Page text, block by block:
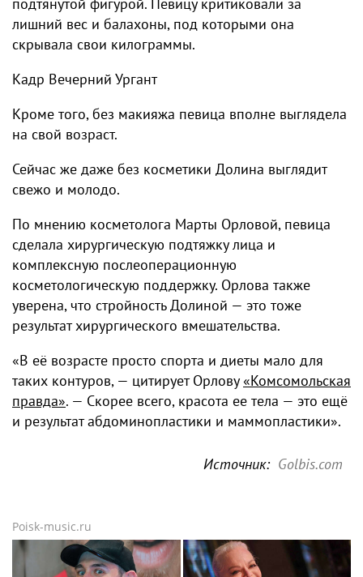
лишний вес и балахоны, под которыми она
скрывала свои килограммы.
Кадр Вечерний Ургант
Кроме того, без макияжа певица вполне выглядела
на свой возраст.
Сейчас же даже без косметики Долина выглядит
свежо и молодо.
По мнению косметолога Марты Орловой, певица
сделала хирургическую подтяжку лица и
комплексную послеоперационную
косметологическую поддержку. Орлова также
уверена, что стройность Долиной — это тоже
результат хирургического вмешательства.
«В её возрасте просто спорта и диеты мало для
таких контуров, — цитирует Орлову«Комсомольская
правда». — Скорее всего, красота ее тела — это ещё
и результат абдоминопластики и маммопластики».
Источник: Golbis.com
Poisk-music.ru